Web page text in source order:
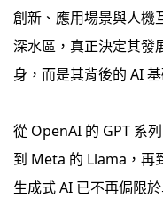
創新、應用場景與人機
深水區，真正決定其發
身，而是其背後的 AI
從 OpenAI 的 GPT 系
到 Meta 的 Llama，再
生成式 AI 已不再侷限